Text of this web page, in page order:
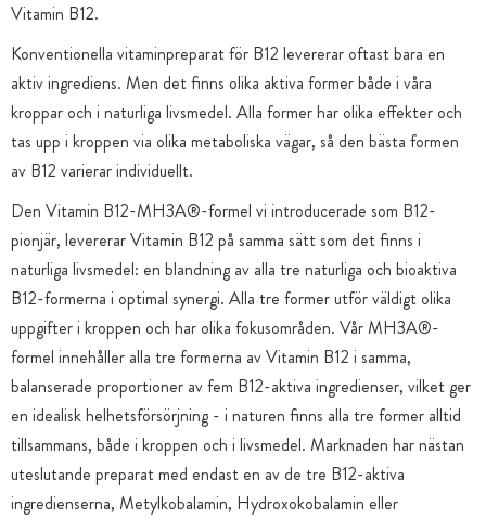
Vitamin B12.
Konventionella vitaminpreparat för B12 levererar oftast bara en
aktiv ingrediens. Men det finns olika aktiva former både i våra
kroppar och i naturliga livsmedel. Alla former har olika effekter och
tas upp i kroppen via olika metaboliska vägar, så den bästa formen
av B12 varierar individuellt.
Den Vitamin B12-MH3A®-formel vi introducerade som B12-
pionjär, levererar Vitamin B12 på samma sätt som det finns i
naturliga livsmedel: en blandning av alla tre naturliga och bioaktiva
B12-formerna i optimal synergi. Alla tre former utför väldigt olika
uppgifter i kroppen och har olika fokusområden. Vår MH3A®-
formel innehåller alla tre formerna av Vitamin B12 i samma,
balanserade proportioner av fem B12-aktiva ingredienser, vilket ger
en idealisk helhetsförsörjning - i naturen finns alla tre former alltid
tillsammans, både i kroppen och i livsmedel. Marknaden har nästan
uteslutande preparat med endast en av de tre B12-aktiva
ingredienserna, Metylkobalamin, Hydroxokobalamin eller